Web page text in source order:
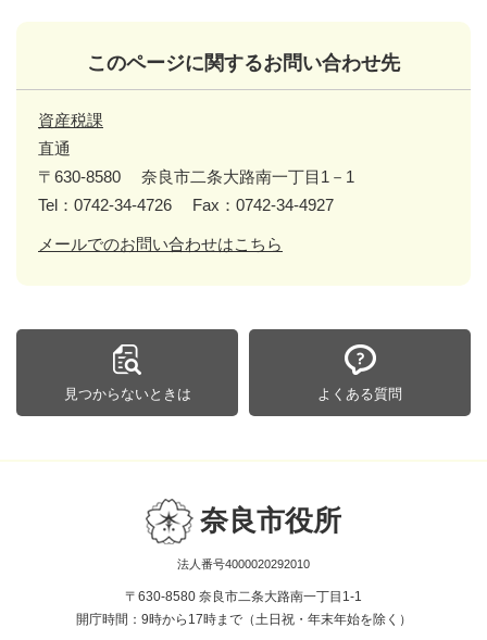
このページに関するお問い合わせ先
資産税課
直通
〒630-8580
奈良市二条大路南一丁目1－1
Tel：0742-34-4726
Fax：0742-34-4927
メールでのお問い合わせはこちら
見つからないときは よくある質問
奈良市役所
法人番号4000020292010
〒630-8580 奈良市二条大路南一丁目1-1
開庁時間：9時から17時まで（土日祝・年末年始を除く）